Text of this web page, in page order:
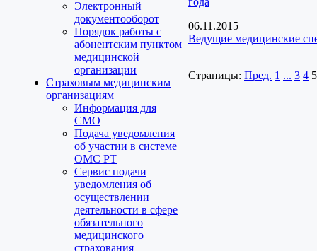
Электронный
документооборот
Порядок работы с
абонентским пунктом
медицинской
организации
Страховым медицинским
организациям
Информация для
СМО
Подача уведомления
об участии в системе
ОМС РТ
Сервис подачи
уведомления об
осуществлении
деятельности в сфере
обязательного
медицинского
страхования
06.11.2015
Ведущие медицинские
Страницы: Пред. 1 ... 3 4 5